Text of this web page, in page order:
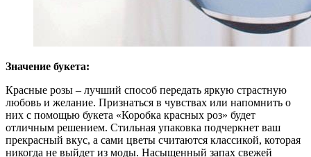
Значение букета:
Красные розы – лучший способ передать яркую страстную
любовь и желание. Признаться в чувствах или напомнить о
них с помощью букета «Коробка красных роз» будет
отличным решением. Стильная упаковка подчеркнет ваш
прекрасный вкус, а сами цветы считаются классикой, которая
никогда не выйдет из моды. Насыщенный запах свежей